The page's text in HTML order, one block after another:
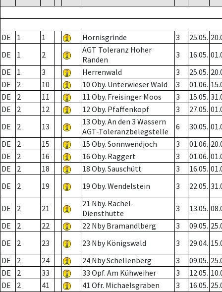
DE 1 1 Hornisgrinde 3 25.05.
DE
1 2
AGT Toleranz Hoher
Randen
3 16.05.
DE
1 3 Herrenwald 3 25.05.
DE
2 10 10 Oby. Unterwieser Wald 3 01.06.
DE
2 11 11 Oby. Freisinger Moos 3 15.05.
DE
2 12 12 Oby. Pfaffenkopf 3 27.05.
DE
2 13
13 Oby. An den 3 Wassern
AGT-Toleranzbelegstelle
6 30.05.
DE
2 15 15 Oby. Sonnwendjoch 3 01.06.
DE
2 16 16 Oby. Raggert 3 01.06.
DE
2 18 18 Oby. Sauschütt 3 16.05.
DE
2 19 19 Oby. Wendelstein 3 22.05.
DE 2 21
21 Nby. Rachel-
Diensthütte
3 13.05.
DE
2 22 22 Nby Bramandlberg 3 09.05.
DE
2 23 23 Nby Königswald 3 29.04.
DE
2 24 24 Nby Schellenberg 3 09.05.
DE
2 33 33 Opf. Am Kühweiher 3 12.05.
DE
2 41 41 Ofr. Michaelsgraben 3 16.05.